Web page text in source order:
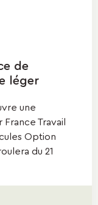
de
léger
une
Travail
Option
du 21